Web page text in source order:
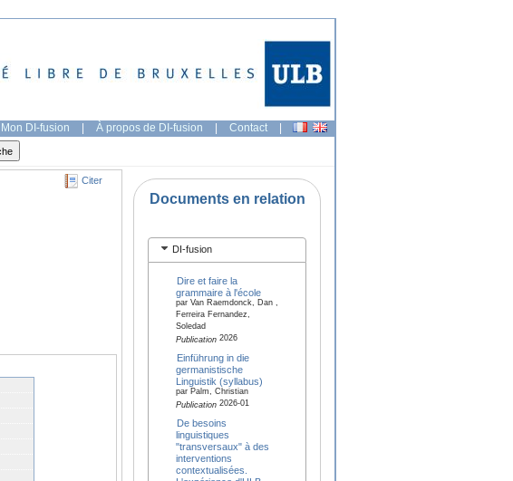
Mon DI-fusion | À propos de DI-fusion | Contact |
Citer
Documents en relation
DI-fusion
Dire et faire la
grammaire à l'école
par Van Raemdonck, Dan ,
Ferreira Fernandez,
Soledad
Publication2026
Einführung in die
germanistische
Linguistik (syllabus)
par Palm, Christian
Publication2026-01
De besoins
linguistiques
"transversaux" à des
interventions
contextualisées.